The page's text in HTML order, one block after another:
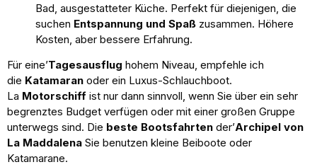
Bad, ausgestatteter Küche. Perfekt für diejenigen, die
suchen Entspannung und Spaß zusammen. Höhere
Kosten, aber bessere Erfahrung.
Für eine’Tagesausflug hohem Niveau, empfehle ich
die Katamaran oder ein Luxus-Schlauchboot.
La Motorschiff ist nur dann sinnvoll, wenn Sie über ein sehr
begrenztes Budget verfügen oder mit einer großen Gruppe
unterwegs sind. Die beste Bootsfahrten der’Archipel von
La Maddalena Sie benutzen kleine Beiboote oder
Katamarane.